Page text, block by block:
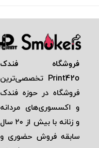
فروشگاه فندک
Print42o تخصصی‌ترين
فروشگاه در حوزه فندک
و اكسسوری‌های مردانه
و زنانه با بيش از ٢٠ سال
سابقه فروش حضوری و